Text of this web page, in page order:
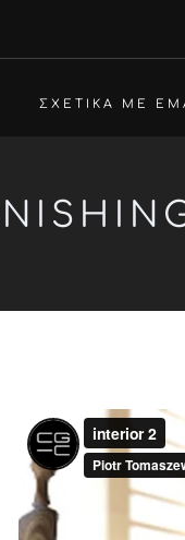
ΣΧΕΤΙΚΑ ΜΕ